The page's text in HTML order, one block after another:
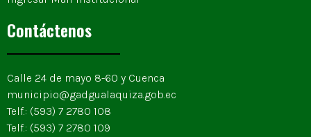
Contáctenos
Calle 24 de mayo 8-60 y Cuenca
municipio@gadgualaquiza.gob.ec
Telf.: (593) 7 2780 108
Telf.: (593) 7 2780 109